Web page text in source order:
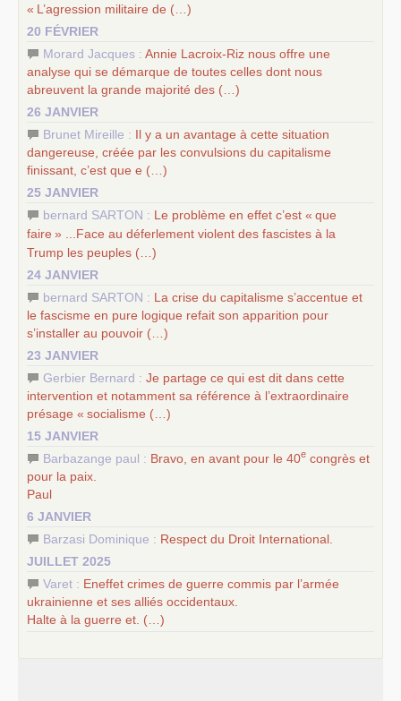
« L’agression militaire de (…)
20 FÉVRIER
Morard Jacques : Annie Lacroix-Riz nous offre une
analyse qui se démarque de toutes celles dont nous
abreuvent la grande majorité des (…)
26 JANVIER
Brunet Mireille : Il y a un avantage à cette situation
dangereuse, créée par les convulsions du capitalisme
finissant, c’est que e (…)
25 JANVIER
bernard SARTON : Le problème en effet c’est « que
faire » ...Face au déferlement violent des fascistes à la
Trump les peuples (…)
24 JANVIER
bernard SARTON : La crise du capitalisme s’accentue et
le fascisme en pure logique refait son apparition pour
s’installer au pouvoir (…)
23 JANVIER
Gerbier Bernard : Je partage ce qui est dit dans cette
intervention et notamment sa référence à l’extraordinaire
présage « socialisme (…)
15 JANVIER
Barbazange paul : Bravo, en avant pour le 40e congrès et
pour la paix.
Paul
6 JANVIER
Barzasi Dominique : Respect du Droit International.
JUILLET 2025
Varet : Eneffet crimes de guerre commis par l’armée
ukrainienne et ses alliés occidentaux.
Halte à la guerre et. (…)